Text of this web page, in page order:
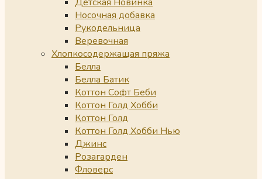
Носочная добавка
Рукодельница
Веревочная
Хлопкосодержащая пряжа
Белла
Белла Батик
Коттон Софт Беби
Коттон Голд Хобби
Коттон Голд
Коттон Голд Хобби Нью
Джинс
Розагарден
Фловерс